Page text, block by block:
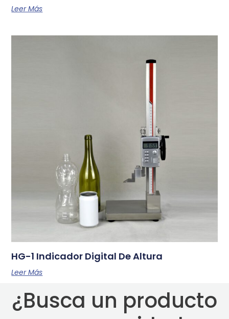
Leer Más
HG-1 Indicador Digital De Altura
Leer Más
¿Busca un producto